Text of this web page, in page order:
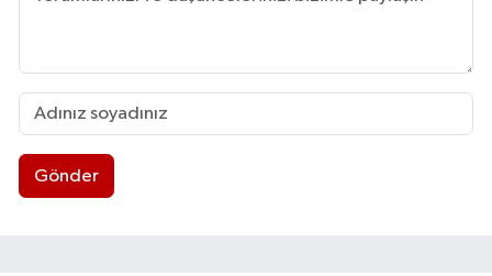
Gönder